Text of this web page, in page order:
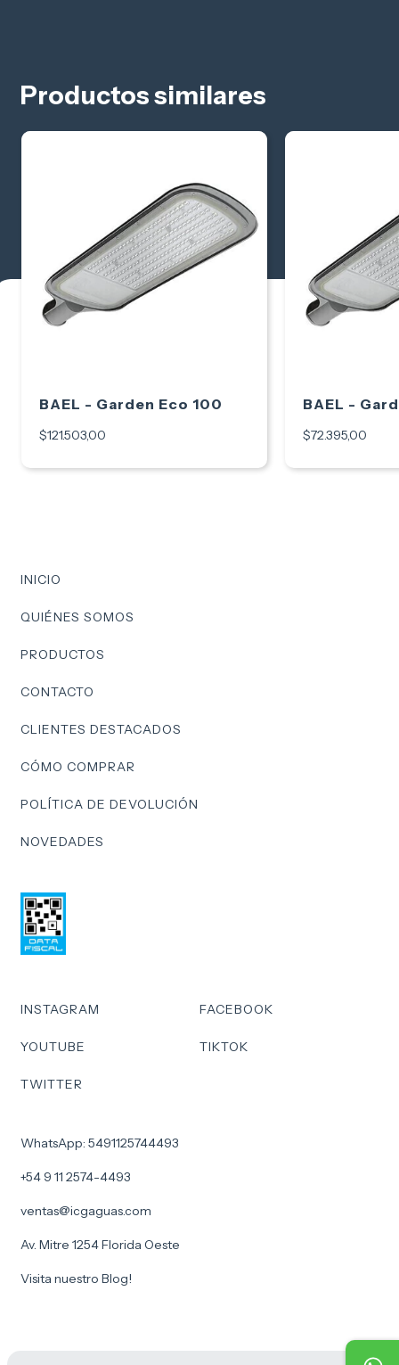
Productos similares
BAEL - Garden Eco 100
$121.503,00
BAEL -
$72.395,00
INICIO
QUIÉNES SOMOS
PRODUCTOS
CONTACTO
CLIENTES DESTACADOS
CÓMO COMPRAR
POLÍTICA DE DEVOLUCIÓN
NOVEDADES
INSTAGRAM FACEBOOK
YOUTUBE TIKTOK
TWITTER
WhatsApp: 5491125744493
+54 9 11 2574-4493
ventas@icgaguas.com
Av. Mitre 1254 Florida Oeste
Visita nuestro Blog!